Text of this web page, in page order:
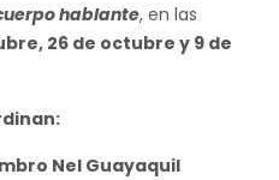
hablante, en las
26 de octubre y 9 de
Nel Guayaquil